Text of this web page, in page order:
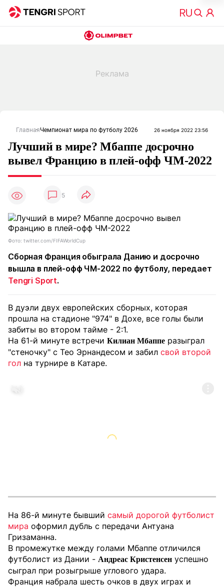
ГлавнаяЧемпионат мира по футболу 2026 26 ноября 2022 23:56
Лучший в мире? Мбаппе досрочно
вывел Францию в плей-офф ЧМ-2022
5
Фото: twitter.com/FIFAWorldCup
Сборная Франция обыграла Данию и досрочно
вышла в плей-офф ЧМ-2022 по футболу, передает
Tengri Sport.
В дуэли двух европейских сборных, которая
прошла на стадионе "974" в Дохе, все голы были
забиты во втором тайме - 2:1.
На 61-й минуте встречи Килиан Мбаппе разыграл
"стеночку" с Тео Эрнандесом и забил свой второй
гол на турнире в Катаре.
На 86-й минуте бывший самый дорогой футболист
мира оформил дубль с передачи Антуана
Гризаманна.
В промежутке между голами Мбаппе отличился
футболист из Дании - Андреас Кристенсен успешно
сыграл при розыгрыше углового удара.
Франция набрала шесть очков в двух играх и